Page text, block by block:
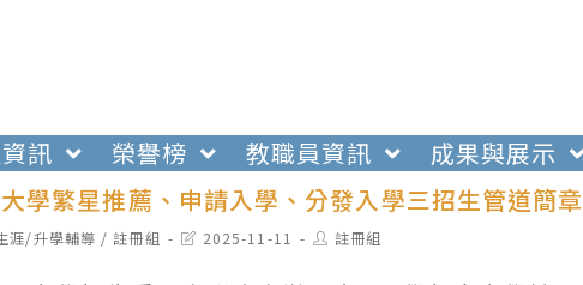
訊 榮譽榜 教職員資訊 成果與展示
學繁星推薦、申請入學、分發入學三招生管道簡
涯/升學輔導 / 註冊組
Post2025-11-11
Post註冊組